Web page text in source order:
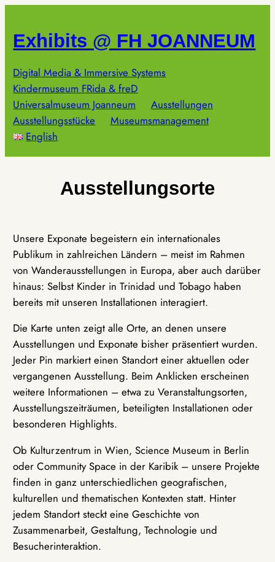
springen
Exhibits @ FH JOANNEUM
Digital Media & Immersive Systems
Kindermuseum FRida & freD
Universalmuseum Joanneum
Ausstellungen
Ausstellungsstücke
Museumsmanagement
English
Ausstellungsorte
Unsere Exponate begeistern ein internationales
Publikum in zahlreichen Ländern – meist im Rahmen
von Wanderausstellungen in Europa, aber auch darüber
hinaus: Selbst Kinder in Trinidad und Tobago haben
bereits mit unseren Installationen interagiert.
Die Karte unten zeigt alle Orte, an denen unsere
Ausstellungen und Exponate bisher präsentiert wurden.
Jeder Pin markiert einen Standort einer aktuellen oder
vergangenen Ausstellung. Beim Anklicken erscheinen
weitere Informationen – etwa zu Veranstaltungsorten,
Ausstellungszeiträumen, beteiligten Installationen oder
besonderen Highlights.
Ob Kulturzentrum in Wien, Science Museum in Berlin
oder Community Space in der Karibik – unsere Projekte
finden in ganz unterschiedlichen geografischen,
kulturellen und thematischen Kontexten statt. Hinter
jedem Standort steckt eine Geschichte von
Zusammenarbeit, Gestaltung, Technologie und
Besucherinteraktion.